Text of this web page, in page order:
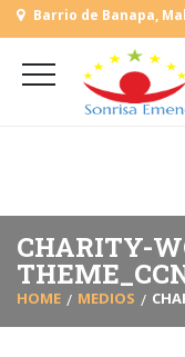
Barrio de Banapa,
(+240) 555 818930
L-V: 9:00-15:00 Sab,
CHARITY-
HOME MEDIOS